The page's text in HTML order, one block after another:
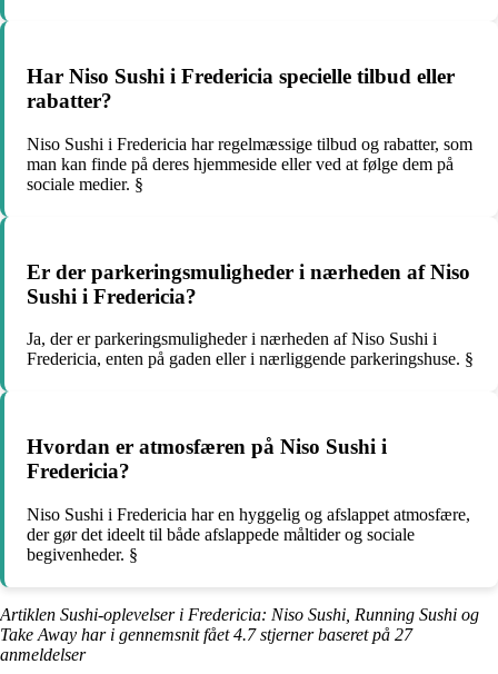
Har Niso Sushi i Fredericia specielle tilbud eller
rabatter?
Niso Sushi i Fredericia har regelmæssige tilbud og rabatter, som
man kan finde på deres hjemmeside eller ved at følge dem på
sociale medier. §
Er der parkeringsmuligheder i nærheden af Niso
Sushi i Fredericia?
Ja, der er parkeringsmuligheder i nærheden af Niso Sushi i
Fredericia, enten på gaden eller i nærliggende parkeringshuse. §
Hvordan er atmosfæren på Niso Sushi i
Fredericia?
Niso Sushi i Fredericia har en hyggelig og afslappet atmosfære,
der gør det ideelt til både afslappede måltider og sociale
begivenheder. §
Artiklen Sushi-oplevelser i Fredericia: Niso Sushi, Running Sushi og
Take Away har i gennemsnit fået4.7stjerner baseret på 27
anmeldelser